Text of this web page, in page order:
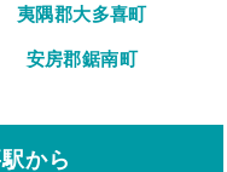
夷隅郡大多喜町
安房郡鋸南町
から